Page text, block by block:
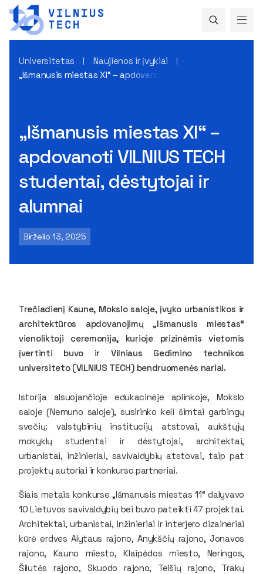
Universitetas
Naujienos ir įvykiai
„Išmanusis miestas XI“ – apdovanoti VILNIUS TECH
„Išmanusis miestas XI“ –
apdovanoti VILNIUS TECH
studentai, dėstytojai ir
alumnai
Birželio 13, 2025
Trečiadienį Kaune, Mokslo saloje, įvyko urbanistikos ir
architektūros apdovanojimų „Išmanusis miestas“
vienoliktoji ceremonija, kurioje prizinėmis vietomis
įvertinti buvo ir Vilniaus Gedimino technikos
universiteto (VILNIUS TECH) bendruomenės nariai.
Istorija alsuojančioje edukacinėje aplinkoje, Mokslo
saloje (Nemuno saloje), susirinko keli šimtai garbingų
svečių: valstybinių institucijų atstovai, aukštųjų
mokyklų studentai ir dėstytojai, architektai,
urbanistai, inžinieriai, savivaldybių atstovai, taip pat
projektų autoriai ir konkurso partneriai.
Šiais metais konkurse „Išmanusis miestas 11“ dalyvavo
10 Lietuvos savivaldybių bei buvo pateikti 47 projektai.
Architektai, urbanistai, inžinieriai ir interjero dizaineriai
kūrė erdves Alytaus rajono, Anykščių rajono, Jonavos
rajono, Kauno miesto, Klaipėdos miesto, Neringos,
Šilutės rajono, Skuodo rajono, Telšių rajono, Trakų